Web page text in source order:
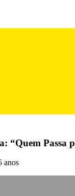
Passa
anos